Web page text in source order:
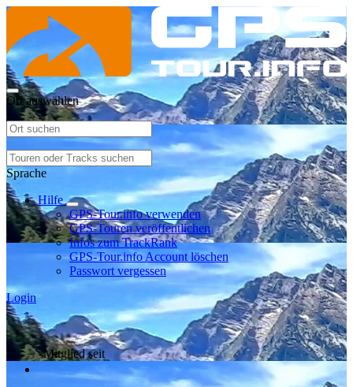
Ort auswählen
Sprache
Hilfe
GPS-Tour.info verwenden
GPS-Touren veröffentlichen
Infos zum TrackRank
GPS-Tour.info Account löschen
Passwort vergessen
Login
Mitglied seit